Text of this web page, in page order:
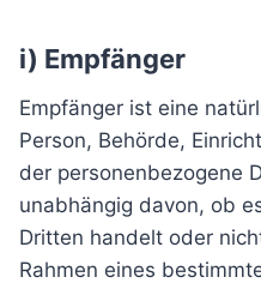
i) Empfänger
Empfänger ist eine
Person, Behörde,
der personenbezogene
unabhängig davon, ob
Dritten handelt oder
Rahmen eines